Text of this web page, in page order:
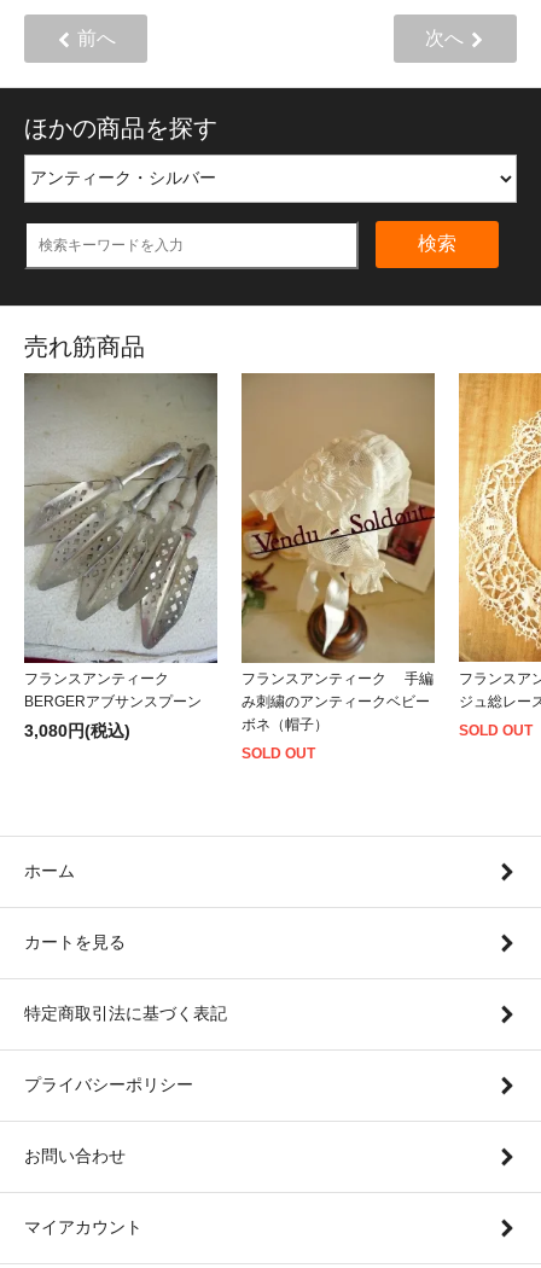
前へ 次へ
ほかの商品を探す
検索
売れ筋商品
フランスアンティーク
BERGERアブサンスプーン
3,080円(税込)
フランスアンティーク 手編
み刺繍のアンティークベビー
ボネ（帽子）
SOLD OUT
フランスア
ジュ総レ
SOLD OUT
ホーム
カートを見る
特定商取引法に基づく表記
プライバシーポリシー
お問い合わせ
マイアカウント